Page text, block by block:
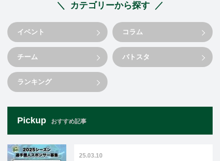
カテゴリーから探す
イベント コラム
チーム バトスタ
ランキング
Pickup おすすめ記事
25.03.10